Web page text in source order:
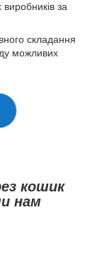
виробників за
складання
можливих
кошик
нам